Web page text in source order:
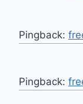
Pingback:
Pingback: